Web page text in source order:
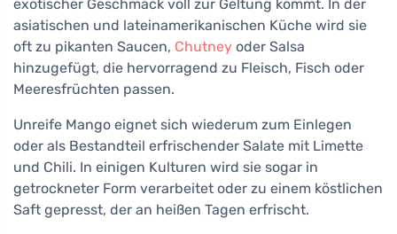
exotischer Geschmack voll zur Geltung kommt. In der
asiatischen und lateinamerikanischen Küche wird sie
oft zu pikanten Saucen, Chutney oder Salsa
hinzugefügt, die hervorragend zu Fleisch, Fisch oder
Meeresfrüchten passen.
Unreife Mango eignet sich wiederum zum Einlegen
oder als Bestandteil erfrischender Salate mit Limette
und Chili. In einigen Kulturen wird sie sogar in
getrockneter Form verarbeitet oder zu einem köstlichen
Saft gepresst, der an heißen Tagen erfrischt.